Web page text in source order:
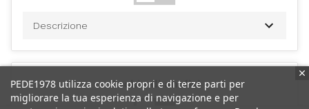
PEDE1978 utilizza cookie propri e di terze parti per
migliorare la tua esperienza di navigazione e per
Descrizione
Cookie di analisi